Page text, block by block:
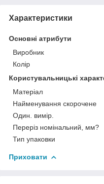
Характеристики
Основні атрибути
Виробник
Колір
Користувальницькі
Матеріал
Найменування скорочене
Один. вимір.
Переріз номінальний, мм?
Тип упаковки
Приховати